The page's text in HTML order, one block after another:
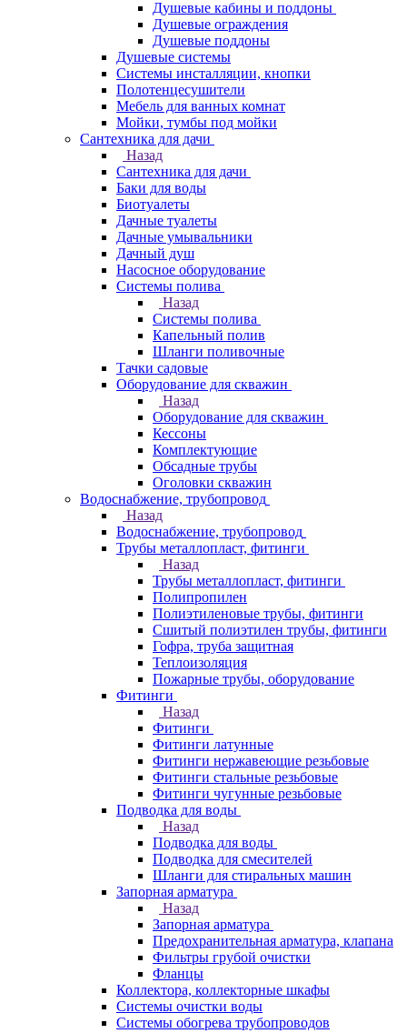
Душевые кабины и поддоны
Душевые ограждения
Душевые поддоны
Душевые системы
Системы инсталляции, кнопки
Полотенцесушители
Мебель для ванных комнат
Мойки, тумбы под мойки
Сантехника для дачи
Назад
Сантехника для дачи
Баки для воды
Биотуалеты
Дачные туалеты
Дачные умывальники
Дачный душ
Насосное оборудование
Системы полива
Назад
Системы полива
Капельный полив
Шланги поливочные
Тачки садовые
Оборудование для скважин
Назад
Оборудование для скважин
Кессоны
Комплектующие
Обсадные трубы
Оголовки скважин
Водоснабжение, трубопровод
Назад
Водоснабжение, трубопровод
Трубы металлопласт, фитинги
Назад
Трубы металлопласт, фитинги
Полипропилен
Полиэтиленовые трубы, фитинги
Сшитый полиэтилен трубы, фитинги
Гофра, труба защитная
Теплоизоляция
Пожарные трубы, оборудование
Фитинги
Назад
Фитинги
Фитинги латунные
Фитинги нержавеющие резьбовые
Фитинги стальные резьбовые
Фитинги чугунные резьбовые
Подводка для воды
Назад
Подводка для воды
Подводка для смесителей
Шланги для стиральных машин
Запорная арматура
Назад
Запорная арматура
Предохранительная арматура, клапана
Фильтры грубой очистки
Фланцы
Коллектора, коллекторные шкафы
Системы очистки воды
Системы обогрева трубопроводов